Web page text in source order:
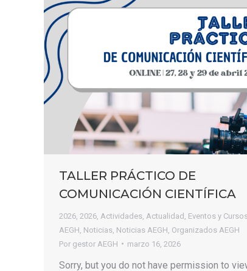
TALLER PRÁCTICO DE
COMUNICACIÓN CIENTÍFICA
2026 2026 Actividades Actualidad Eventos y
AEGH Noticias Noticias AEGH Organizados AEGH
Por gestor AEGH marzo 16, 2026
Sorry, but you do not have permission to